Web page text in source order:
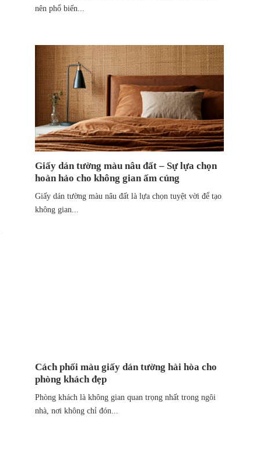
nên phổ biến...
Giấy dán tường màu nâu đất – Sự lựa chọn
hoàn hảo cho không gian ấm cúng
Giấy dán tường màu nâu đất là lựa chọn tuyệt vời để tạo
không gian...
Cách phối màu giấy dán tường hài hòa cho
phòng khách đẹp
Phòng khách là không gian quan trọng nhất trong ngôi
nhà, nơi không chỉ đón...